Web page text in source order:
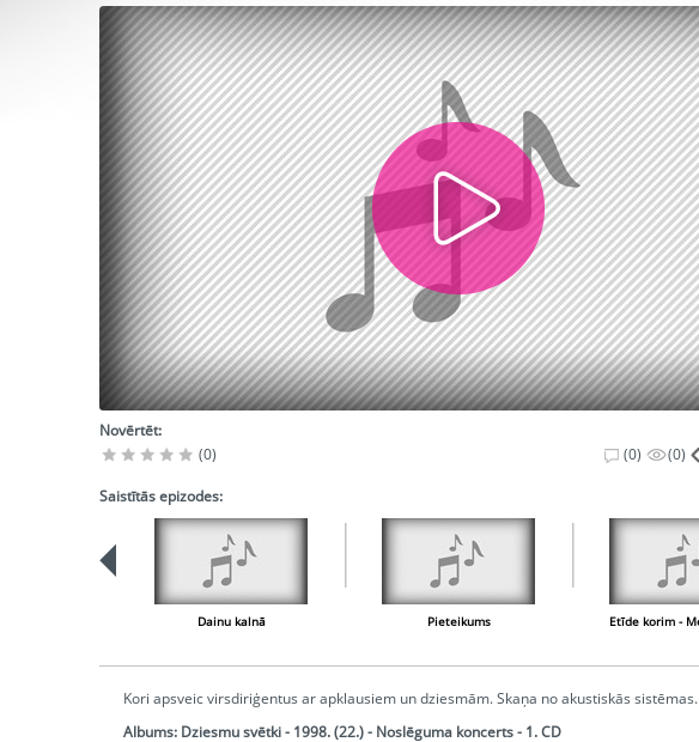
Novērtēt:
(0)
(0) (0)
Saistītās epizodes:
Dainu kalnā Pieteikums
Kori apsveic virsdiriģentus ar apklausiem un dziesmām. Skaņa no akustiskās sistēmas.
Albums: Dziesmu svētki - 1998. (22.) - Noslēguma koncerts - 1. CD